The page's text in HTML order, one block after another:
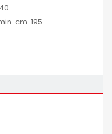
cm. 195